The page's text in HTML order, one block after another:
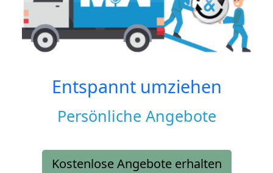
Entspannt umziehen
Persönliche Angebote
Kostenlose Angebote erhalten